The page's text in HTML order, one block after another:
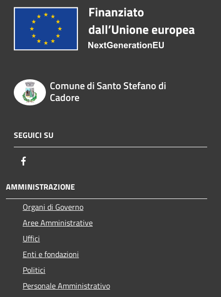
Comune di Santo Stefano di
Cadore
SEGUICI SU
AMMINISTRAZIONE
Organi di Governo
Aree Amministrative
Uffici
Enti e fondazioni
Politici
Personale Amministrativo